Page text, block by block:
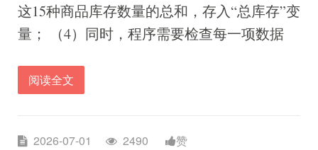
这15种商品库存数量的总和，存入“总库存”变
量； （4）同时，程序需要检查每一项数据
阅读全文
2026-07-01 2490 赞